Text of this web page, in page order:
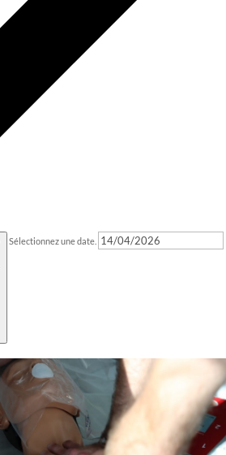
Sélectionnez une date.